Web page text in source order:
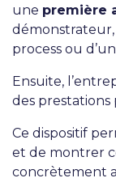
une première
process ou
Ensuite,
des prestations
Ce dispositif
et de montrer
concrètement